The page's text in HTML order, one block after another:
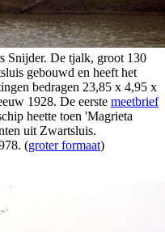
Snijder. De tjalk, groot 130
gebouwd en heeft het
bedragen 23,85 x 4,95 x
1928. De eerste meetbrief
heette toen 'Magrieta
uit Zwartsluis.
(groter formaat)